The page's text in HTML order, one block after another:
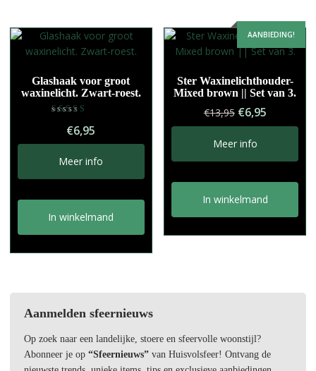
Glashaak voor groot
waxinelicht. Zwart-roest.
5.00
uit 5
€6,95
Meer info
In winkelmand
AANBIEDING!
Ster Waxinelichthouder-
Mixed brown || Set van 3.
€13,95
prijs
was:
€13,95.
€6,95Huidige
prijs
€6,95.
Meer info
In winkelmand
Aanmelden sfeernieuws
Op zoek naar een landelijke, stoere en sfeervolle woonstijl?
Abonneer je op “Sfeernieuws”van Huisvolsfeer! Ontvang de